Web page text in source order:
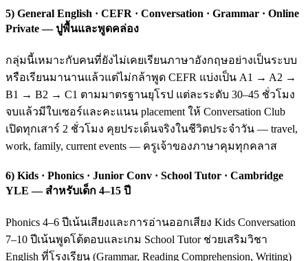
5) General English · CEFR · Conversation · Grammar · Online
Private — ปูพื้นและพูดคล่อง
กลุ่มนี้เหมาะกับคนที่ยังไม่เคยเรียนภาษาอังกฤษอย่างเป็นระบบ
หรือเรียนมานานแล้วแต่ไม่กล้าพูด CEFR แบ่งเป็น A1 → A2 →
B1 → B2 → C1 ตามมาตรฐานยุโรป แต่ละระดับ 30–45 ชั่วโมง
จบแล้วมีใบเซอร์และคะแนน placement ให้ Conversation Club
เปิดทุกเสาร์ 2 ชั่วโมง คุยประเด็นจริงในชีวิตประจำวัน — travel,
work, family, current events — ครูเจ้าของภาษาคุมทุกคลาส
6) Kids · Phonics · Junior Conv · School Tutor · Cambridge
YLE — สำหรับเด็ก 4–15 ปี
Phonics 4–6 ปีเน้นเสียงและการอ่านออกเสียง Kids Conversation
7–10 ปีเน้นพูดโต้ตอบและเกม School Tutor ช่วยเสริมวิชา
English ที่โรงเรียน (Grammar, Reading Comprehension, Writing)